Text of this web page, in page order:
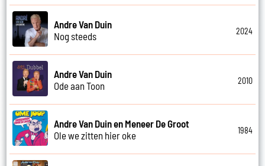
Andre Van Duin
Nog steeds
2024
Andre Van Duin
Ode aan Toon
2010
Andre Van Duin en Meneer De Groot
Ole we zitten hier oke
1984